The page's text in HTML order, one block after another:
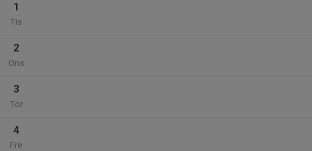
1
Tis
2
Ons
3
Tor
4
Fre